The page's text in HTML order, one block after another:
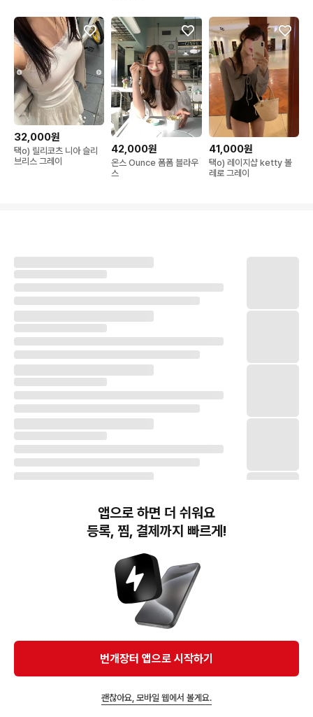
즐겨찾고 알림받기
32,000원
택o) 릴리코츠 니아 슬리
브리스 그레이
42,000원
온스 Ounce 폼폼 블라우
스
41,000원
택o) 레이지샵 ketty 볼
레로 그레이
번개장터(주) 사업자정보, 이용약관 및 기타 법적고지
번개장터㈜는 통신판매중개자이며, 통신판매의 당사자가 아닙니다. 전자상거래 등에서의
소비자보호에 관한 법률 등 관련 법령 및 번개장터㈜의 약관에 따라 상품, 상품정보, 거래에 관한 책임은
개별 판매자에게 귀속하고, 번개장터㈜는 원칙적으로 회원간 거래에 대하여 책임을 지지 않습니다.
다만, 번개장터㈜가 직접 판매하는 상품에 대한 책임은 번개장터㈜에게 귀속합니다.
APP 다운로드
앱으로 하면 더 쉬워요
등록, 찜, 결제까지 빠르게!
번개장터 앱으로 시작하기
괜찮아요, 모바일 웹에서 볼게요.